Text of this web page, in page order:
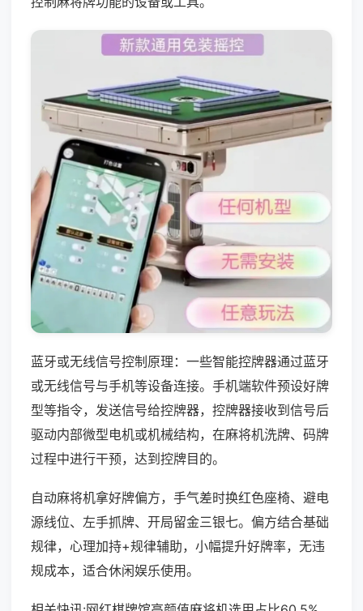
蓝牙或无线信号控制原理：一些智能控牌器通过蓝牙
或无线信号与手机等设备连接。手机端软件预设好牌
型等指令，发送信号给控牌器，控牌器接收到信号后
驱动内部微型电机或机械结构，在麻将机洗牌、码牌
过程中进行干预，达到控牌目的。
自动麻将机拿好牌偏方，手气差时换红色座椅、避电
源线位、左手抓牌、开局留金三银七。偏方结合基础
规律，心理加持+规律辅助，小幅提升好牌率，无违
规成本，适合休闲娱乐使用。